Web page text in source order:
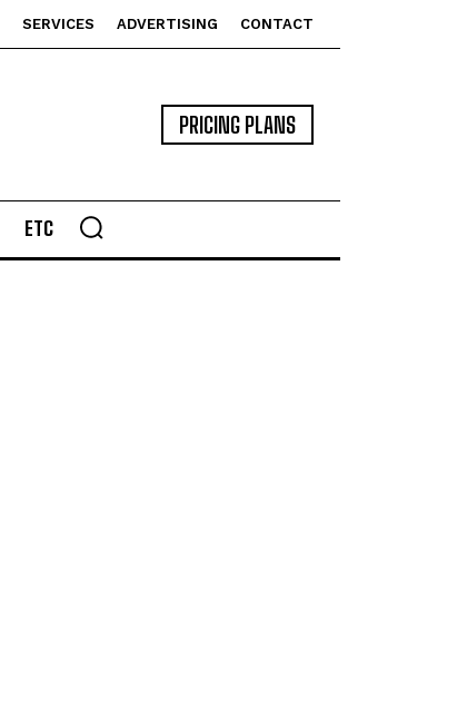
SERVICES ADVERTISING CONTACT
PRICING PLANS
ETC